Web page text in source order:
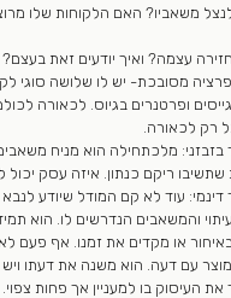
משאביו? האם הלקוחות שלו
עצמה? ואיך יודעים זאת בעצם?
מסובכת- יש לו שלושה סוגי
ופרטנרים בגיוס. לכאורה
רק לכאורה.
מלכתחילה הוא מניח משאבים
שתשיבו ריקם כנתון. איזה עסק
עוד לא קם המודל שיודע לנבא
והמשאבים הנדרשים לו. הוא
או מקדים את זמנו. אף פעם לא
עם דעה. הוא משנה את דעתו ויש
את העיסוק בו למעניין אך פחות